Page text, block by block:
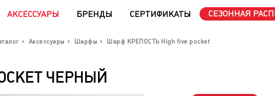
АКСЕССУАРЫ БРЕНДЫ СЕРТИФИКАТЫ СЕЗОННАЯ
Аксессуары Шарфы Шарф КРЕПОСТЬ High five pocket
ЧЕРНЫЙ